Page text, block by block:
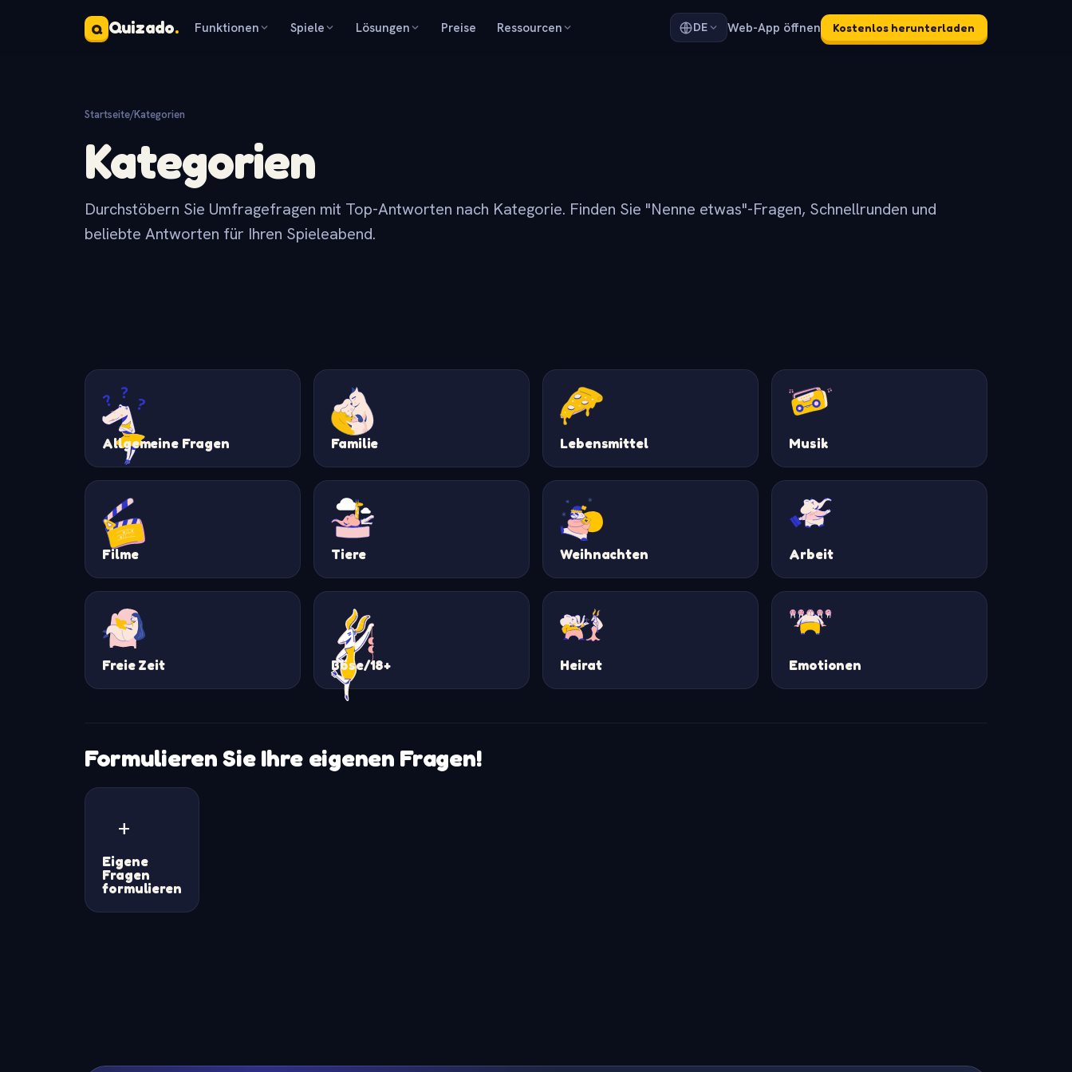
Q Quizado. Funktionen Spiele Lösungen Preise Ressourcen DE Web-App öffnen Kostenlos herunterladen
Startseite/Kategorien
Kategorien
Durchstöbern Sie Umfragefragen mit Top-Antworten nach Kategorie. Finden Sie "Nenne etwas"-Fragen, Schnellrunden und
beliebte Antworten für Ihren Spieleabend.
Allgemeine Fragen Familie Lebensmittel Musik
Filme Tiere Weihnachten Arbeit
Freie Zeit Böse/18+ Heirat Emotionen
Formulieren Sie Ihre eigenen Fragen!
+
Eigene
Fragen
formulieren